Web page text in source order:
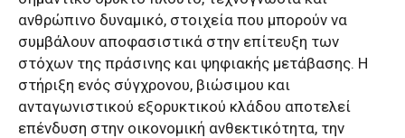
ανθρώπινο δυναμικό, στοιχεία που μπορούν να
συμβάλουν αποφασιστικά στην επίτευξη των
στόχων της πράσινης και ψηφιακής μετάβασης. Η
στήριξη ενός σύγχρονου, βιώσιμου και
ανταγωνιστικού εξορυκτικού κλάδου αποτελεί
επένδυση στην οικονομική ανθεκτικότητα, την